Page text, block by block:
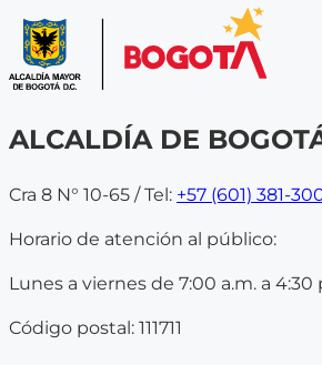
ALCALDÍA DE
Cra 8 N° 10-65 / Tel: +57 (601) 381-
Horario de atención al público:
Lunes a viernes de 7:00 a.m. a 4:30
Código postal: 111711